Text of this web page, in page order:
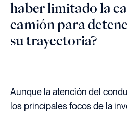
haber limitado la
camión para
su trayectoria?
Aunque la atención del
los principales focos de la